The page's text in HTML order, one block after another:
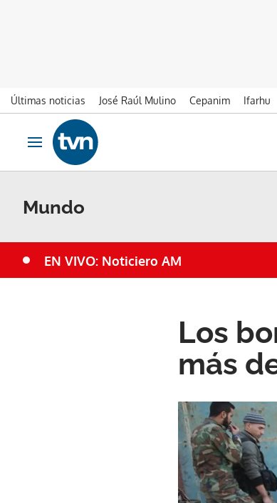
Últimas noticias José Raúl Mulino Cepanim Ifarhu
Ir al contenido
Obrir navegació
Mundo
EN VIVO: Noticiero AM
Los
más